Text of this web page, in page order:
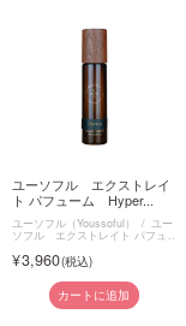
ユーソフル エクストレイ
ト パフューム Hyper...
ユーソフル（Youssoful） ユー
ソフル エクストレイト パフュ
3,960
カートに追加